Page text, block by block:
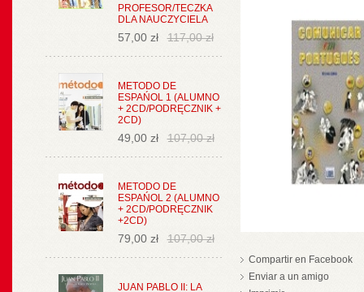
PROFESOR/TECZKA
DLA NAUCZYCIELA
57,00 zł 117,00 zł
METODO DE
ESPAŃOL 1 (ALUMNO
+ 2CD/PODRĘCZNIK +
2CD)
49,00 zł 107,00 zł
METODO DE
ESPAŃOL 2 (ALUMNO
+ 2CD/PODRĘCZNIK
+2CD)
79,00 zł 107,00 zł
JUAN PABLO II: LA
Compartir en Facebook
Enviar a un amigo